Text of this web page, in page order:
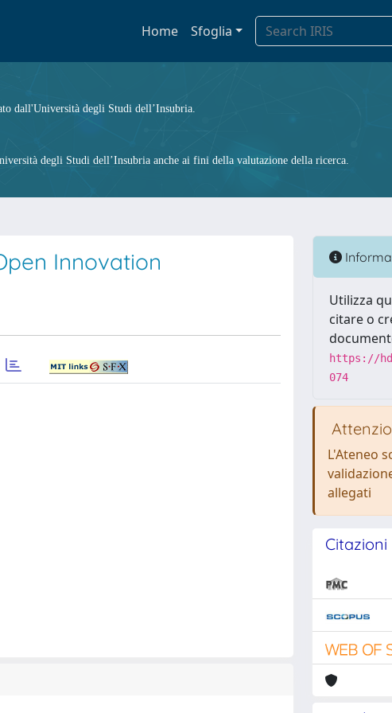
Home Sfoglia
dall'Università degli Studi dell’Insubria.
degli Studi dell’Insubria anche ai fini della valutazione della ricerca.
Innovation
Utilizza
citare o
https://
074
L'Ateneo
allegati
Citazioni